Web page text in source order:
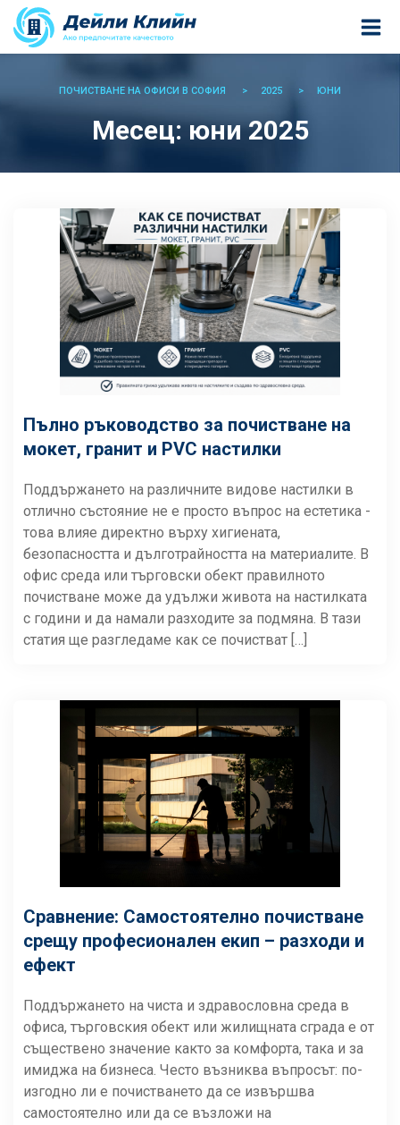
ПОЧИСТВАНЕ НА ОФИСИ В СОФИЯ 2025 ЮНИ
Месец:юни 2025
Пълно ръководство за почистване на
мокет, гранит и PVC настилки
Поддържането на различните видове настилки в
отлично състояние не е просто въпрос на естетика -
това влияе директно върху хигиената,
безопасността и дълготрайността на материалите. В
офис среда или търговски обект правилното
почистване може да удължи живота на настилката
с години и да намали разходите за подмяна. В тази
статия ще разгледаме как се почистват […]
Сравнение: Самостоятелно почистване
срещу професионален екип – разходи и
ефект
Поддържането на чиста и здравословна среда в
офиса, търговския обект или жилищната сграда е от
съществено значение както за комфорта, така и за
имиджа на бизнеса. Често възниква въпросът: по-
изгодно ли е почистването да се извършва
самостоятелно или да се възложи на